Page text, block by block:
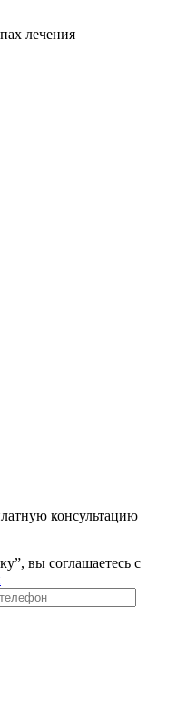
лечения
консультацию
вы соглашаетесь с